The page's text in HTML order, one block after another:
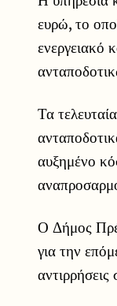
ευρώ, το
ενεργειακό
Τα
αυξημένο
Ο Δήμος
για την